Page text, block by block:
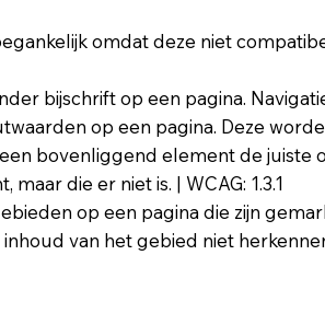
omdat deze niet
bijschrift op een pagina.
op een pagina. Deze
bovenliggend element de
die er niet is. | WCAG: 1.3.1
op een pagina die zijn
van het gebied niet herkennen.